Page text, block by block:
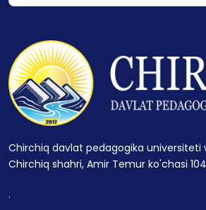
Chirchiq davlat pedagogika universiteti
Chirchiq shahri, Amir Temur ko'chasi
.